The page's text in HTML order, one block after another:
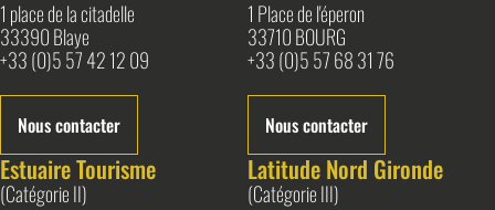
1 place de la citadelle
33390 Blaye
+33 (0)5 57 42 12 09
Nous contacter
1 Place de l'éperon
33710 BOURG
+33 (0)5 57 68 31 76
Nous contacter
Estuaire Tourisme
(Catégorie II)
Latitude Nord Gironde
(Catégorie III)